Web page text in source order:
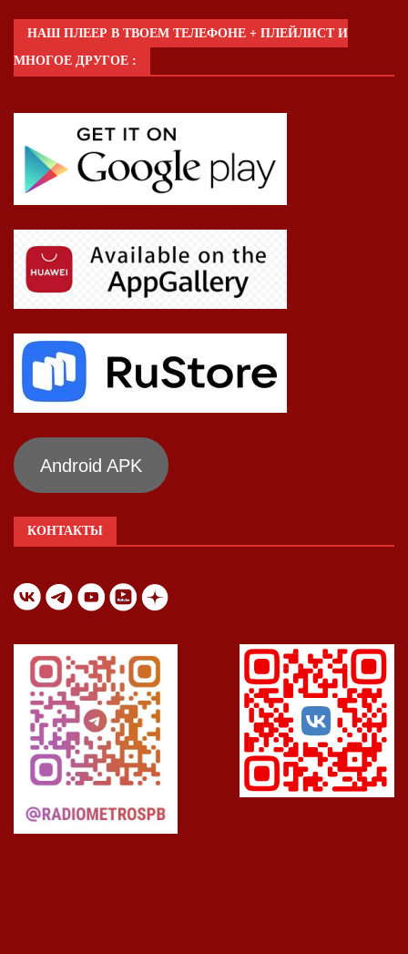
НАШ ПЛЕЕР В ТВОЕМ ТЕЛЕФОНЕ + ПЛЕЙЛИСТ И
МНОГОЕ ДРУГОЕ :
Android APK
КОНТАКТЫ